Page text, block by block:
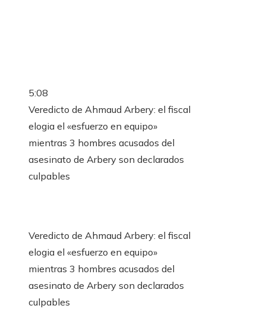
5:08
Veredicto de Ahmaud Arbery: el fiscal
elogia el «esfuerzo en equipo»
mientras 3 hombres acusados ​​del
asesinato de Arbery son declarados
culpables
Veredicto de Ahmaud Arbery: el fiscal
elogia el «esfuerzo en equipo»
mientras 3 hombres acusados ​​del
asesinato de Arbery son declarados
culpables